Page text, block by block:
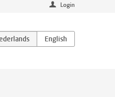
Login